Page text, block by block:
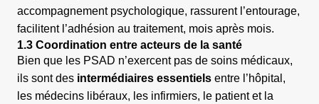
accompagnement psychologique, rassurent l’entourage,
facilitent l’adhésion au traitement, mois après mois.
1.3 Coordination entre acteurs de la santé
Bien que les PSAD n’exercent pas de soins médicaux,
ils sont des intermédiaires essentiels entre l’hôpital,
les médecins libéraux, les infirmiers, le patient et la